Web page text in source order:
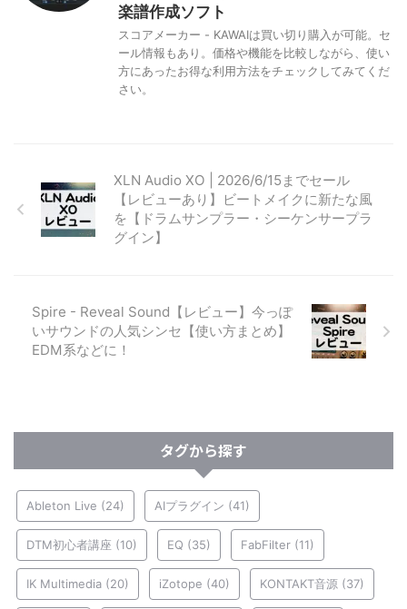
楽譜作成ソフト
スコアメーカー - KAWAIは買い切り購入が可能。セ
ール情報もあり。価格や機能を比較しながら、使い
方にあったお得な利用方法をチェックしてみてくだ
さい。
XLN Audio XO | 2026/6/15までセール
【レビューあり】ビートメイクに新たな風
を【ドラムサンプラー・シーケンサープラ
グイン】
Spire - Reveal Sound【レビュー】今っぽ
いサウンドの人気シンセ【使い方まとめ】
EDM系などに！
タグから探す
Ableton Live (24) AIプラグイン (41)
DTM初心者講座 (10) EQ (35) FabFilter (11)
IK Multimedia (20) iZotope (40) KONTAKT音源 (37)